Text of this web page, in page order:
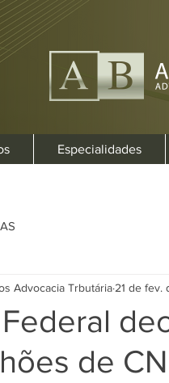
Especialidades
de
Advocacia Trbutária 21 de fev.